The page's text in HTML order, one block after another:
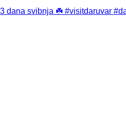
3 dana svibnja ☘️ #visitdaruvar